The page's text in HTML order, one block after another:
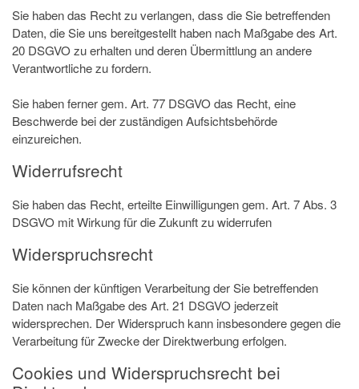
Sie haben das Recht zu verlangen, dass die Sie betreffenden
Daten, die Sie uns bereitgestellt haben nach Maßgabe des Art.
20 DSGVO zu erhalten und deren Übermittlung an andere
Verantwortliche zu fordern.
Sie haben ferner gem. Art. 77 DSGVO das Recht, eine
Beschwerde bei der zuständigen Aufsichtsbehörde
einzureichen.
Widerrufsrecht
Sie haben das Recht, erteilte Einwilligungen gem. Art. 7 Abs. 3
DSGVO mit Wirkung für die Zukunft zu widerrufen
Widerspruchsrecht
Sie können der künftigen Verarbeitung der Sie betreffenden
Daten nach Maßgabe des Art. 21 DSGVO jederzeit
widersprechen. Der Widerspruch kann insbesondere gegen die
Verarbeitung für Zwecke der Direktwerbung erfolgen.
Cookies und Widerspruchsrecht bei